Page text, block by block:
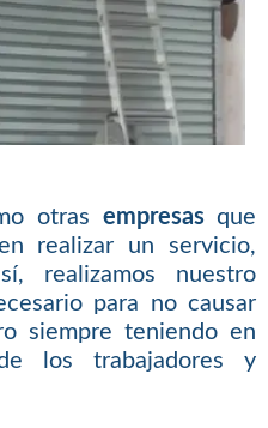
otras empresasque
realizar un servicio,
realizamos nuestro
para no causar
siempre teniendo en
los trabajadores y